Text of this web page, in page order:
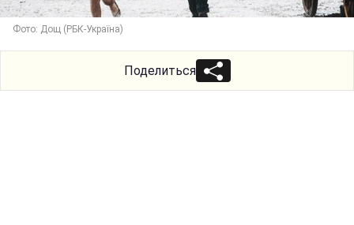
Фото: Дощ (РБК-Україна)
Поделиться